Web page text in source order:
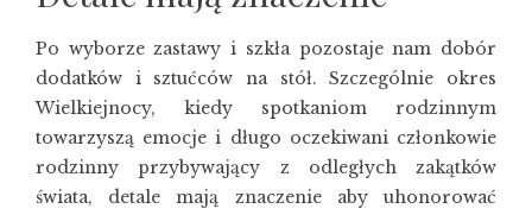
Po wyborze zastawy i szkła pozostaje nam dobór
dodatków i sztućców na stół. Szczególnie okres
Wielkiejnocy, kiedy spotkaniom rodzinnym
towarzyszą emocje i długo oczekiwani członkowie
rodzinny przybywający z odległych zakątków
świata, detale mają znaczenie aby uhonorować